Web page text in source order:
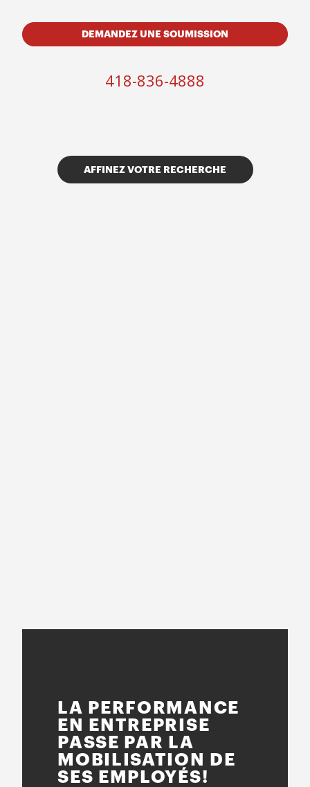
DEMANDEZ UNE SOUMISSION
418-836-4888
AFFINEZ VOTRE RECHERCHE
LA PERFORMANCE
EN ENTREPRISE
PASSE PAR LA
MOBILISATION DE
SES EMPLOYÉS!